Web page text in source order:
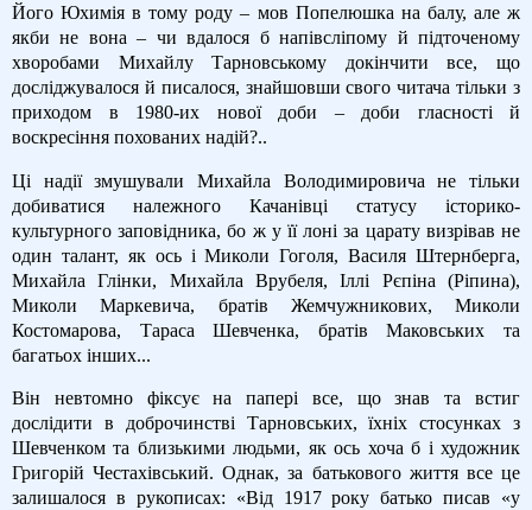
Його Юхимія в тому роду – мов Попелюшка на балу, але ж
якби не вона – чи вдалося б напівсліпому й підточеному
хворобами Михайлу Тарновському докінчити все, що
досліджувалося й писалося, знайшовши свого читача тільки з
приходом в 1980-их нової доби – доби гласності й
воскресіння похованих надій?..
Ці надії змушували Михайла Володимировича не тільки
добиватися належного Качанівці статусу історико-
культурного заповідника, бо ж у її лоні за царату визрівав не
один талант, як ось і Миколи Гоголя, Василя Штернберга,
Михайла Глінки, Михайла Врубеля, Іллі Рєпіна (Ріпина),
Миколи Маркевича, братів Жемчужникових, Миколи
Костомарова, Тараса Шевченка, братів Маковських та
багатьох інших...
Він невтомно фіксує на папері все, що знав та встиг
дослідити в доброчинстві Тарновських, їхніх стосунках з
Шевченком та близькими людьми, як ось хоча б і художник
Григорій Честахівський. Однак, за батькового життя все це
залишалося в рукописах: «Від 1917 року батько писав «у